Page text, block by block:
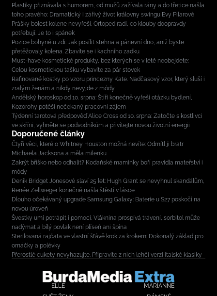
Plastiky přiznávala s humorem, od mužů zažívala rány a do třetice našla
toho pravého: Dramatický i zářivý život královny swingu Evy Pilarové
Prášky bolest kolene nevyřeší. Ortoped radí, co klouby doopravdy
potřebují. Je to i spánek
Pozice bohyně u zdi: Jak posílit stehna a pánevní dno, aniž byste
přetěžovaly kolena. Zbavíte se i kachního zadku
Must-have kosmetické produkty, bez kterých se v létě neobejdete:
Celou kosmetickou tašku vybavíte za pár stovek
Rafinované kostky po vzoru princezny Kate. Nadčasový vzor, který sluší i
zralým ženám a nikdy nevyjde z módy
Andělský horoskop od 10. srpna: Štíři konečně vyřeší otázku bydlení,
Kozorohy potěší nečekaný pracovní zájem
Týdenní tarotová předpověď Alice Cross od 10. srpna: Zatočte s kostlivci
ve skříni, vyhněte se podvodníkům a přivítejte novou životní energii
Doporučené články
Čtyři věci, které o Whitney Houston možná nevíte: Odmítl ji bratr
Michaela Jacksona a měla milenku
Zakrýt bříško nebo odhalit? Kodaňské maminky boří pravidla mateřství i
módy
Deník Bridget Jonesové slaví 25 let: Hugh Grant se nevyhnul skandálům,
Renée Zellweger konečně našla štěstí v lásce
Dlouho očekávaný upgrade Samsung Galaxy: Baterie u S27 poskočí na
novou úroveň
Švestky umí potrápit i pomoci. Vláknina prospívá trávení, sorbitol může
nadýmat a bílý povlak není plíseň ani špína
Sterilovaná rajčata ve vlastní šťávě krok za krokem: Dokonalý základ pro
omáčky a polévky
Přerostlé cukety nevyhazujte. Připravíte z nich lehčí verzi italské klasiky
ELLE
MARIANNE